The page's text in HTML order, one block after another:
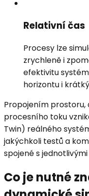
Relativní čas
Procesy lze
zrychleně i
efektivitu
horizontu i
Propojením prostoru,
procesního toku
Twin) reálného
jakýchkoli testů a
spojené s
Co je nutné